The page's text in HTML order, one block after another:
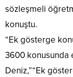
sözleşmeli
konuştu.
“Ek gösterge
3600 konusunda
Deniz,”“Ek